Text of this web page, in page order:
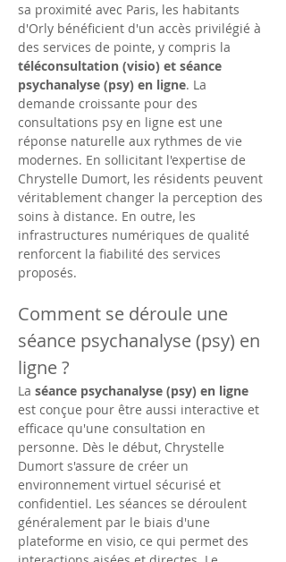
sa proximité avec Paris, les habitants
d'Orly bénéficient d'un accès privilégié à
des services de pointe, y compris la
téléconsultation (visio) et séance
psychanalyse (psy) en ligne. La
demande croissante pour des
consultations psy en ligne est une
réponse naturelle aux rythmes de vie
modernes. En sollicitant l'expertise de
Chrystelle Dumort, les résidents peuvent
véritablement changer la perception des
soins à distance. En outre, les
infrastructures numériques de qualité
renforcent la fiabilité des services
proposés.
Comment se déroule une
séance psychanalyse (psy) en
ligne ?
La séance psychanalyse (psy) en ligne
est conçue pour être aussi interactive et
efficace qu'une consultation en
personne. Dès le début, Chrystelle
Dumort s'assure de créer un
environnement virtuel sécurisé et
confidentiel. Les séances se déroulent
généralement par le biais d'une
plateforme en visio, ce qui permet des